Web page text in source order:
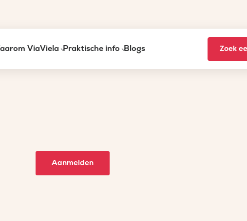
ViaViela Praktische info Blogs Zoek
Aanmelden